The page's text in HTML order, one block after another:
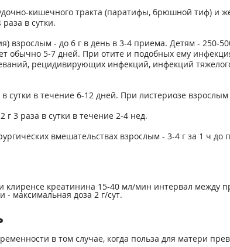
кишечного тракта (паратифы, брюшной тиф) и
в сутки.
взрослым - до 6 г в день в 3-4 приема. Детям - 250-
обычно 5-7 дней. При отите и подобных ему
рецидивирующих инфекций, инфекций
сутки в течение 6-12 дней. При листериозе
3 раза в сутки в течение 2-4 нед.
вмешательствах взрослым - 3-4 г за 1 ч
креатинина 15-40 мл/мин интервал между
максимальная доза 2 г/сут.
в том случае, когда польза для матери